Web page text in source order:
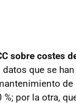
sobre costes
que se
por la otra,